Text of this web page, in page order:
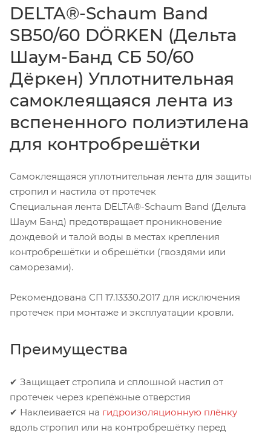
DELTA®-Schaum Band
SB50/60 DÖRKEN (Дельта
Шаум-Банд СБ 50/60
Дёркен) Уплотнительная
самоклеящаяся лента из
вспененного полиэтилена
для контробрешётки
Самоклеящаяся уплотнительная лента для защиты
стропил и настила от протечек
Специальная лента DELTA®-Schaum Band (Дельта
Шаум Банд) предотвращает проникновение
дождевой и талой воды в местах крепления
контробрешётки и обрешётки (гвоздями или
саморезами).
Рекомендована СП 17.13330.2017 для исключения
протечек при монтаже и эксплуатации кровли.
Преимущества
✔ Защищает стропила и сплошной настил от
протечек через крепёжные отверстия
✔ Наклеивается на гидроизоляционную плёнку
вдоль стропил или на контробрешётку перед